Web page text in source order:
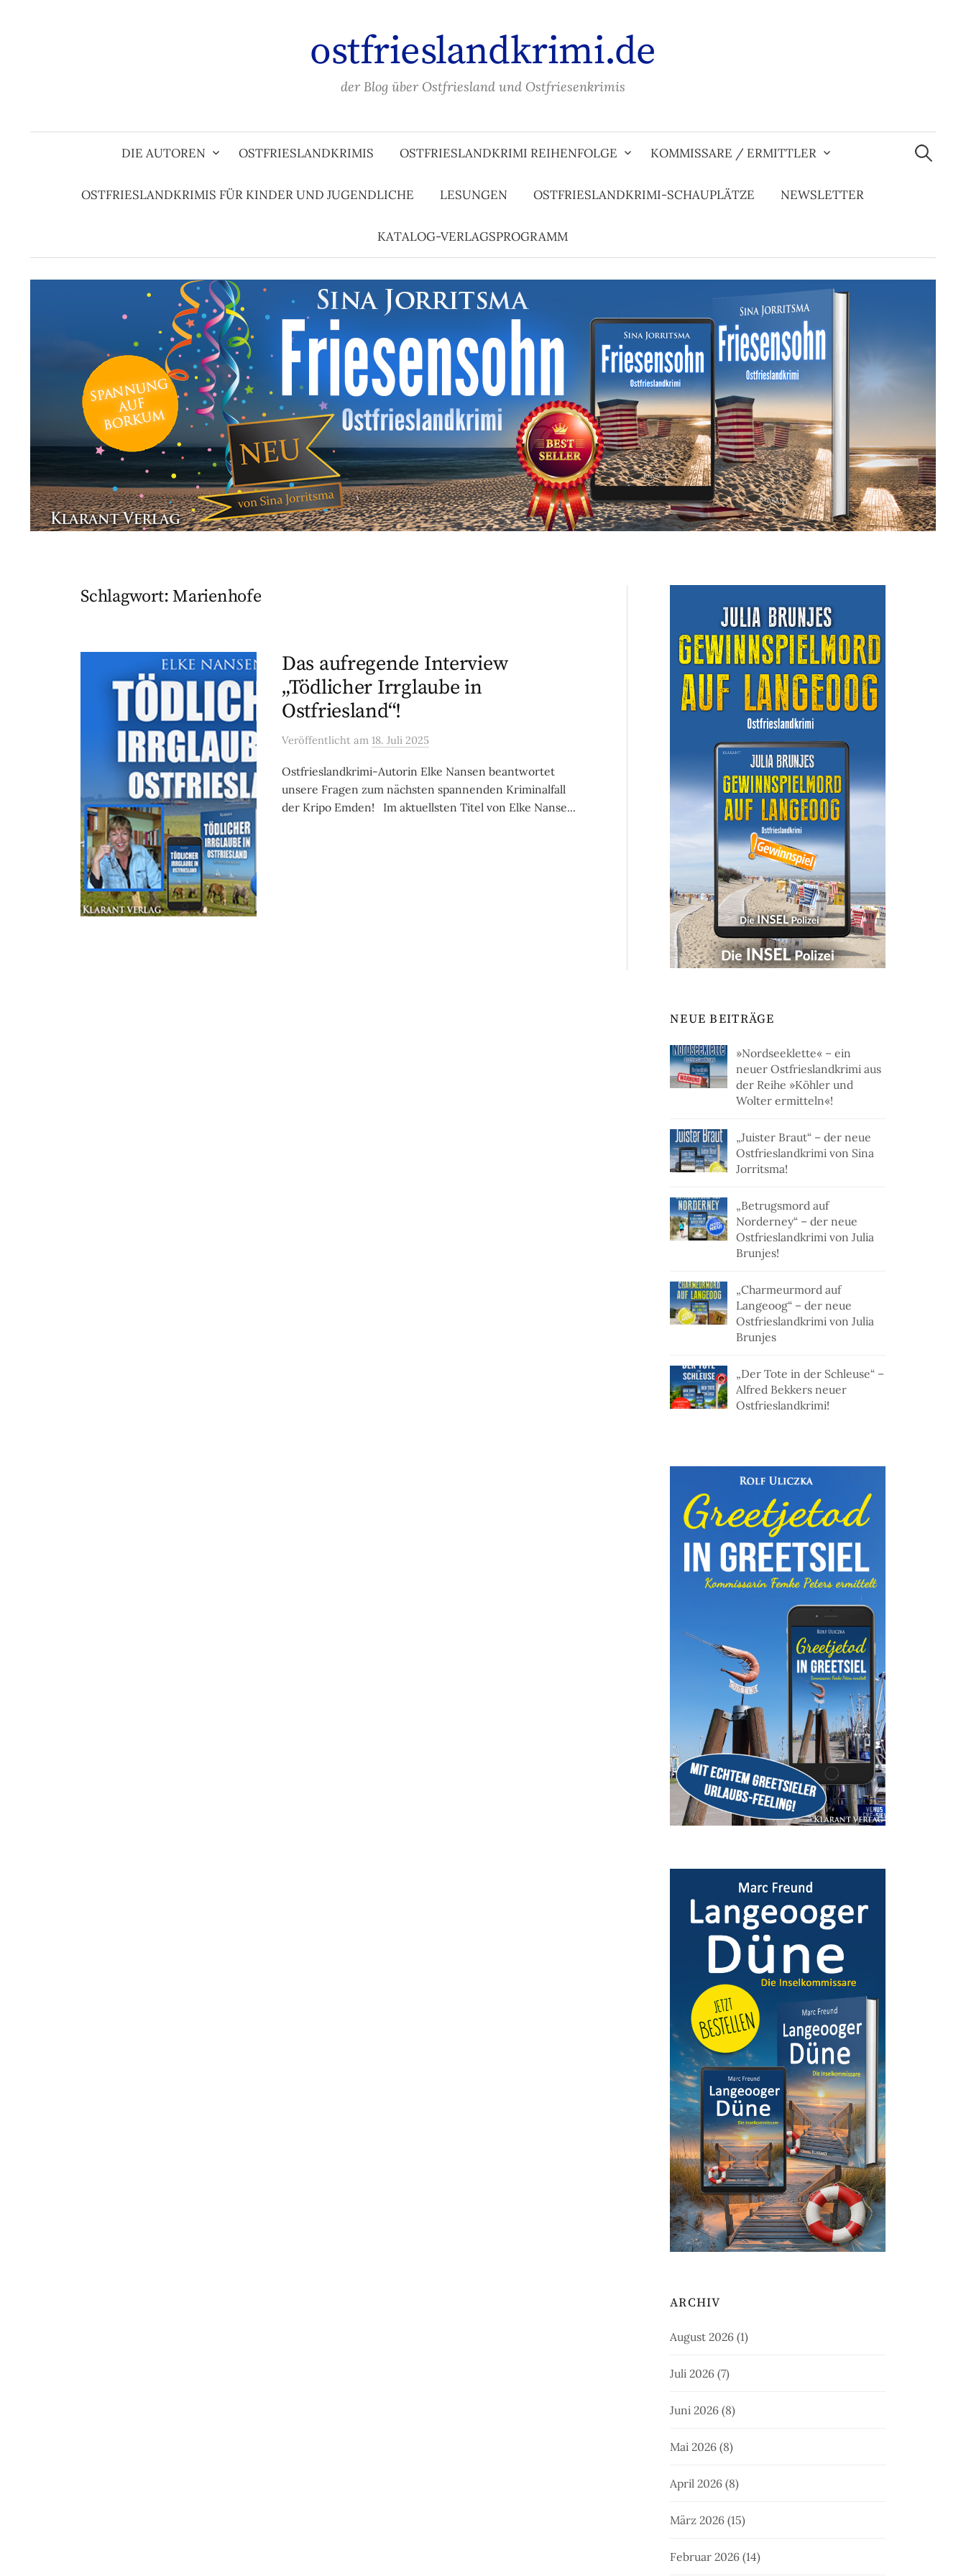
ostfrieslandkrimi.de
der Blog über Ostfriesland und Ostfriesenkrimis
DIE AUTOREN OSTFRIESLANDKRIMIS OSTFRIESLANDKRIMI REIHENFOLGE KOMMISSARE / ERMITTLER
OSTFRIESLANDKRIMIS FÜR KINDER UND JUGENDLICHE LESUNGEN OSTFRIESLANDKRIMI-SCHAUPLÄTZE NEWSLETTER
KATALOG-VERLAGSPROGRAMM
Suchen
nach:
Schlagwort: Marienhofe
Das aufregende Interview
„Tödlicher Irrglaube in
Ostfriesland“!
Veröffentlicht am 18. Juli 2025
Ostfrieslandkrimi-Autorin Elke Nansen beantwortet
unsere Fragen zum nächsten spannenden Kriminalfall
der Kripo Emden! Im aktuellsten Titel von Elke Nanse...
NEUE BEITRÄGE
»Nordseeklette« – ein
neuer Ostfrieslandkrimi aus
der Reihe »Köhler und
Wolter ermitteln«!
„Juister Braut“ – der neue
Ostfrieslandkrimi von Sina
Jorritsma!
„Betrugsmord auf
Norderney“ – der neue
Ostfrieslandkrimi von Julia
Brunjes!
„Charmeurmord auf
Langeoog“ – der neue
Ostfrieslandkrimi von Julia
Brunjes
„Der Tote in der Schleuse“ –
Alfred Bekkers neuer
Ostfrieslandkrimi!
ARCHIV
August 2026 (1)
Juli 2026 (7)
Juni 2026 (8)
Mai 2026 (8)
April 2026 (8)
März 2026 (15)
Februar 2026 (14)